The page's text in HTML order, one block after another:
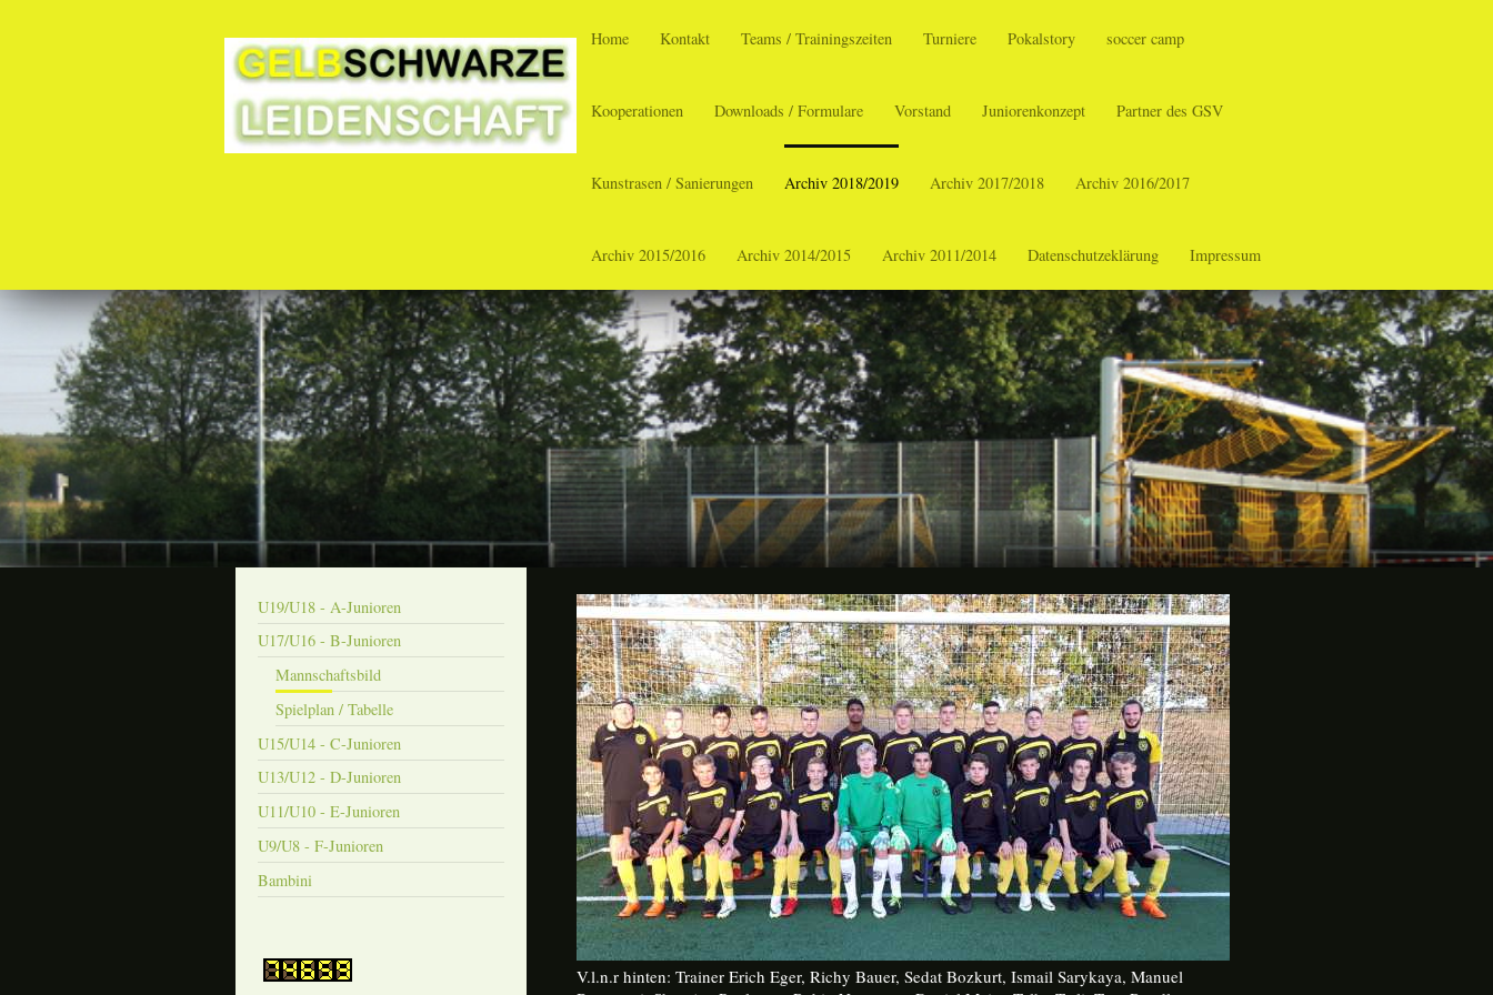
Home Kontakt Teams / Trainingszeiten Turniere Pokalstory soccer camp
Kooperationen Downloads / Formulare Vorstand Juniorenkonzept Partner des GSV
Kunstrasen / Sanierungen Archiv 2018/2019 Archiv 2017/2018 Archiv 2016/2017
Archiv 2015/2016 Archiv 2014/2015 Archiv 2011/2014 Datenschutzeklärung Impressum
V.l.n.r hinten: Trainer Erich Eger, Richy Bauer, Sedat Bozkurt, Ismail Sarykaya, Manuel
U19/U18 - A-Junioren
U17/U16 - B-Junioren
Mannschaftsbild
Spielplan / Tabelle
U15/U14 - C-Junioren
U13/U12 - D-Junioren
U11/U10 - E-Junioren
U9/U8 - F-Junioren
Bambini